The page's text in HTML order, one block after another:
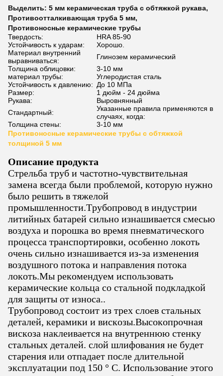
Выделить: 5 мм керамическая труба с обтяжкой рукава,
Противоотталкивающая труба 5 мм,
Противоносные керамические трубы
Твердость:
HRA 85-90
Устойчивость к ударам:
Хорошо.
Материал внутренний
выравниваться:
Глинозем керамический
Толщина облицовки:
3-10 мм
материал трубы:
Углеродистая сталь
Устойчивость к давлению: До 10 МПа
Размер:
1 дюйм - 24 дюйма
Рукава:
Выровнянный
Стандартный:
Указанные правила применяются в
случаях, когда:
Толщина стены:
3-10 мм
Противоносные керамические трубы с обтяжкой
толщиной 5 мм
Описание продукта
Стрельба труб и частотно-чувствительная
замена всегда были проблемой, которую нужно
было решить в тяжелой
промышленности.Трубопровод в индустрии
литийных батарей сильно изнашивается смесью
воздуха и порошка во время пневматического
процесса транспортировки, особенно локоть
очень сильно изнашивается из-за изменения
воздушного потока и направления потока
локоть.Мы рекомендуем использовать
керамические кольца со стальной подкладкой
для защиты от износа..
Трубопровод состоит из трех слоев стальных
деталей, керамики и вискозы.Высокопрочная
вискоза наклеивается на внутреннюю стенку
стальных деталей. слой шлифования не будет
старения или отпадает после длительной
эксплуатации под 150 ° C. Использование этого